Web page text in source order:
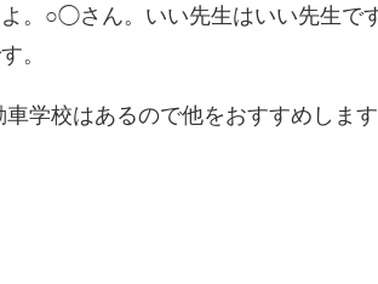
。○◯さん。いい先生はいい先生で
。
学校はあるので他をおすすめします